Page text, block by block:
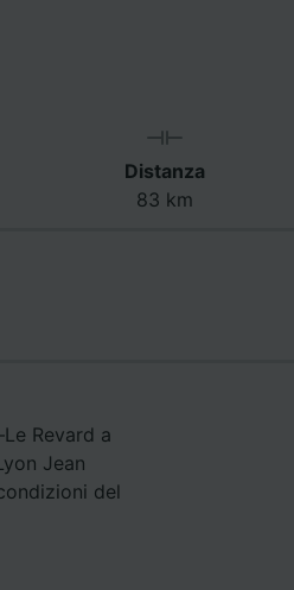
Distanza
83 km
Revard a
Jean
del